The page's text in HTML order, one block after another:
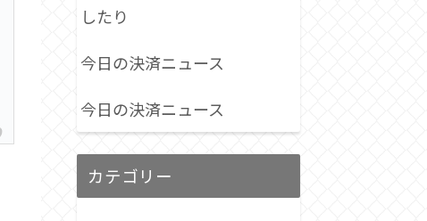
したり
今日の決済ニュース
今日の決済ニュース
カテゴリー